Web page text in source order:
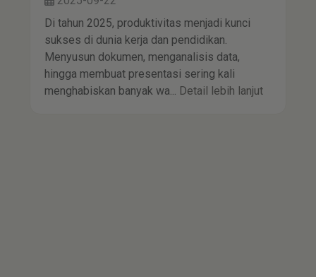
terkini yang memungkinkan Anda
meningkatkan produktivitas dan efisiensi
kerja. Dengan kemampuan mengintegrasikan
kecerdasan buatan l...Detail lebih lanjut